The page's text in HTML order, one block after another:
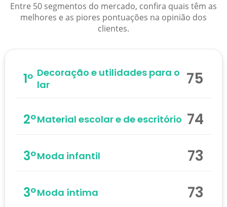
Entre 50 segmentos do mercado, confira quais têm as
melhores e as piores pontuações na opinião dos
clientes.
1º Decoração e utilidades para o
lar
75
2ºMaterial escolar e de escritório 74
3ºModa infantil 73
3ºModa íntima 73